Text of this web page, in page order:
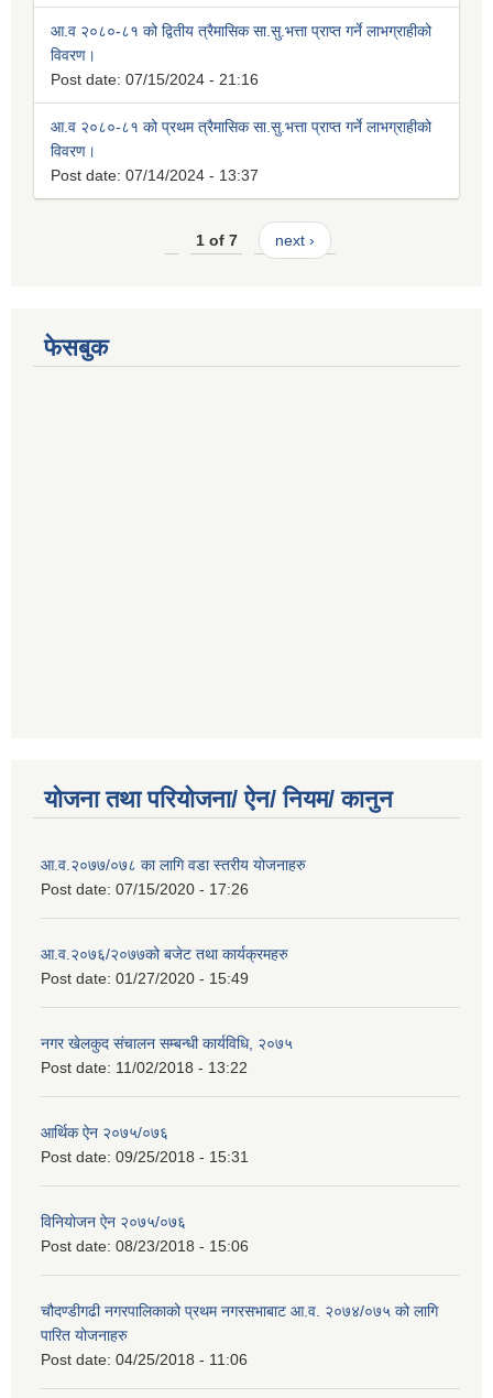
आ.व २०८०-८१ को द्वितीय त्रैमासिक सा.सु.भत्ता प्राप्त गर्ने लाभग्राहीको
विवरण।
Post date: 07/15/2024 - 21:16
आ.व २०८०-८१ को प्रथम त्रैमासिक सा.सु.भत्ता प्राप्त गर्ने लाभग्राहीको
विवरण।
Post date: 07/14/2024 - 13:37
1 of 7 next ›
फेसबुक
योजना तथा परियोजना/ ऐन/ नियम/ कानुन
आ.व.२०७७/०७८ का लागि वडा स्तरीय योजनाहरु
Post date: 07/15/2020 - 17:26
आ.व.२०७६/२०७७को बजेट तथा कार्यक्रमहरु
Post date: 01/27/2020 - 15:49
नगर खेलकुद संचालन सम्बन्धी कार्यविधि, २०७५
Post date: 11/02/2018 - 13:22
आर्थिक ऐन २०७५/०७६
Post date: 09/25/2018 - 15:31
विनियोजन ऐन २०७५/०७६
Post date: 08/23/2018 - 15:06
चौदण्डीगढी नगरपालिकाको प्रथम नगरसभाबाट आ.व. २०७४/०७५ को लागि
पारित योजनाहरु
Post date: 04/25/2018 - 11:06